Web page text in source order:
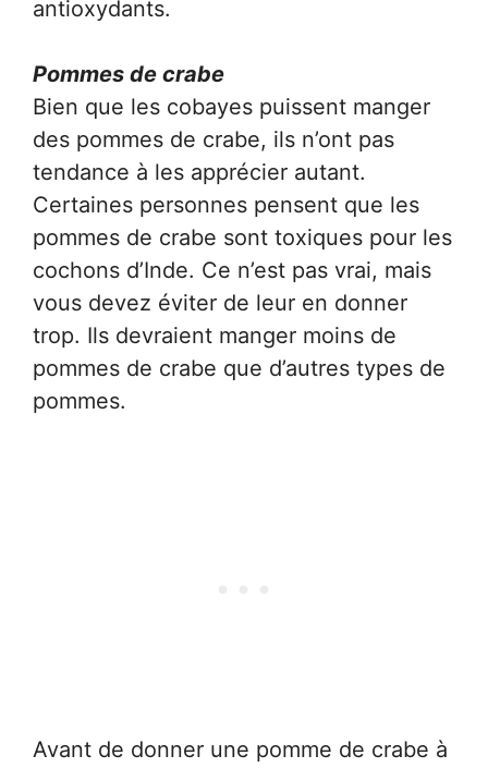
antioxydants.
Pommes de crabe
Bien que les cobayes puissent manger
des pommes de crabe, ils n’ont pas
tendance à les apprécier autant.
Certaines personnes pensent que les
pommes de crabe sont toxiques pour les
cochons d’Inde. Ce n’est pas vrai, mais
vous devez éviter de leur en donner
trop. Ils devraient manger moins de
pommes de crabe que d’autres types de
pommes.
Avant de donner une pomme de crabe à